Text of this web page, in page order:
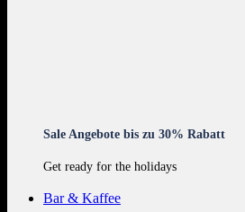
Sale Angebote bis zu 30% Rabatt
Get ready for the holidays
Bar & Kaffee